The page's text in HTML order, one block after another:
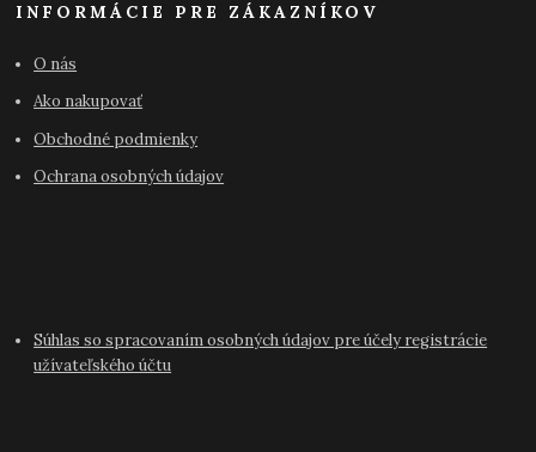
INFORMÁCIE PRE ZÁKAZNÍKOV
O nás
Ako nakupovať
Obchodné podmienky
Ochrana osobných údajov
Súhlas so spracovaním osobných údajov pre účely registrácie
užívateľského účtu